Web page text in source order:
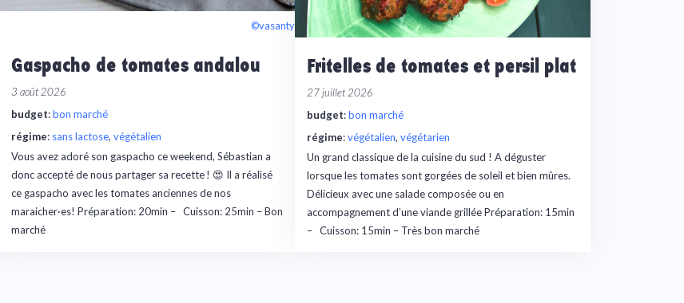
©vasanty
Gaspacho de tomates andalou
3 août 2026
budget:bon marché
régime: sans lactose, végétalien
Vous avez adoré son gaspacho ce weekend, Sébastian a
donc accepté de nous partager sa recette ! 😍 Il a réalisé
ce gaspacho avec les tomates anciennes de nos
maraicher·es! Préparation: 20min – Cuisson: 25min – Bon
marché
Fritelles de tomates et persil plat
27 juillet 2026
budget:bon marché
régime:végétalien, végétarien
Un grand classique de la cuisine du sud ! A déguster
lorsque les tomates sont gorgées de soleil et bien mûres.
Délicieux avec une salade composée ou en
accompagnement d’une viande grillée Préparation: 15min
– Cuisson: 15min – Très bon marché